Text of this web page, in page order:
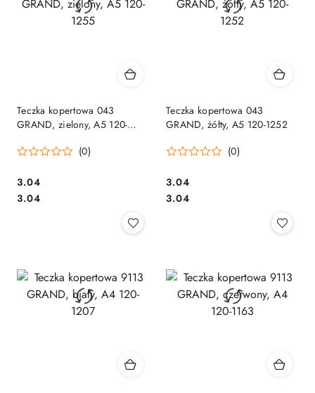
Teczka kopertowa 043
GRAND, zielony, A5 120-
(0)
Cena:
3.04
Cena:
3.04
Teczka kopertowa 043
GRAND, żółty, A5 120-1252
(0)
Cena:
3.04
Cena:
3.04